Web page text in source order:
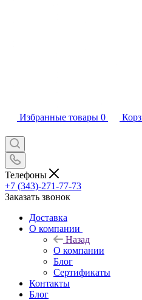
Избранные товары 0
Телефоны
+7 (343)-271-77-73
Заказать звонок
Доставка
О компании
Назад
О компании
Блог
Сертификаты
Контакты
Блог